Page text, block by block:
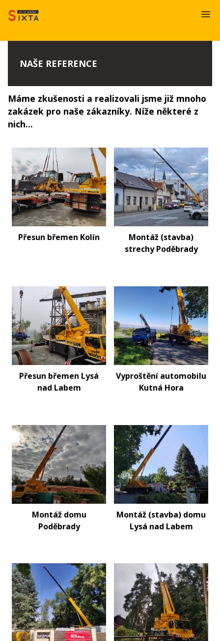
NAŠE REFERENCE
Máme zkušenosti a realizovali jsme již mnoho
zakázek pro naše zákazníky. Níže některé z
nich...
Přesun břemen Kolín
Montáž (stavba)
strechy Poděbrady
Přesun břemen Lysá
nad Labem
Vyproštění automobilu
Kutná Hora
Montáž domu
Poděbrady
Montáž (stavba) domu
Lysá nad Labem